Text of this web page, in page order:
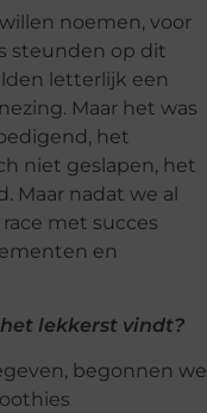
noemen, voor
steunden op dit
letterlijk een
Maar het was
het
niet geslapen, het
Maar nadat we al
met succes
en
lekkerst vindt?
begonnen we